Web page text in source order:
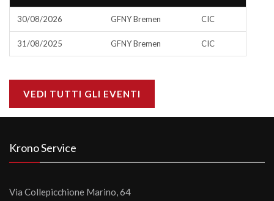
30/08/2026 GFNY Bremen CIC
31/08/2025 GFNY Bremen CIC
VEDI TUTTI GLI EVENTI
Krono Service
Via Collepicchione Marino, 64